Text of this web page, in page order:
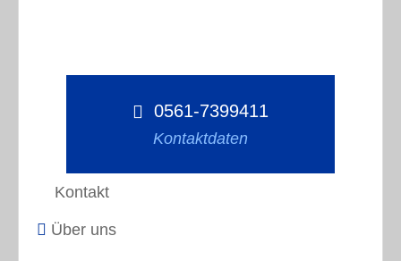
0561-7399411
Kontaktdaten
Kontakt
Über uns